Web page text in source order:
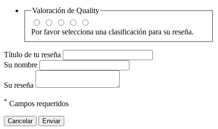
Valoración de Quality
Por favor selecciona una clasificación para su reseña.
Título de tu reseña
Su nombre
Su reseña
* Campos requeridos
Cancelar Enviar